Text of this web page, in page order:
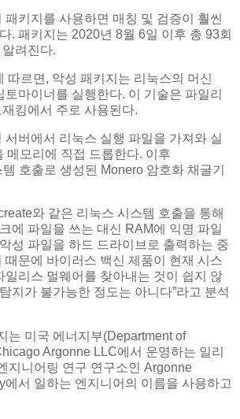
키지를 사용하면 매칭 및 검증이 훨씬
. 패키지는 2020년 8월 6일 이후 총 93회
려진다.
따르면, 악성 패키지는 리눅스의 머신
토마이너를 실행한다. 이 기술은 파일리
킹에서 주로 사용된다.
서버에서 리눅스 실행 파일을 가져와 실
메모리에 직접 드롭한다. 이후
호출로 생성된 Monero 암호화 채굴기
와 같은 리눅스 시스템 호출을 통해
에 파일을 쓰는 대신 RAM에 익명 파일
성 파일을 하드 드라이브로 출력하는 중
때문에 바이러스 백신 제품이 현재 시스
일리스 멀웨어를 찾아내는 것이 쉽지 않
지가 불가능한 정도는 아니다”라고 분석
는 미국 에너지부(Department of
Argonne LLC에서 운영하는 일리
지니어링 연구 연구소인 Argonne
에서 일하는 엔지니어의 이름을 사용하고